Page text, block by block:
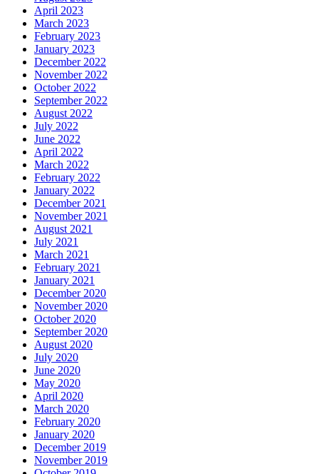
April 2023
March 2023
February 2023
January 2023
December 2022
November 2022
October 2022
September 2022
August 2022
July 2022
June 2022
April 2022
March 2022
February 2022
January 2022
December 2021
November 2021
August 2021
July 2021
March 2021
February 2021
January 2021
December 2020
November 2020
October 2020
September 2020
August 2020
July 2020
June 2020
May 2020
April 2020
March 2020
February 2020
January 2020
December 2019
November 2019